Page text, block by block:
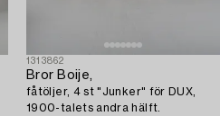
1313862
Bror Boije,
fåtöljer, 4 st "Junker" för DUX,
1900-talets andra hälft.